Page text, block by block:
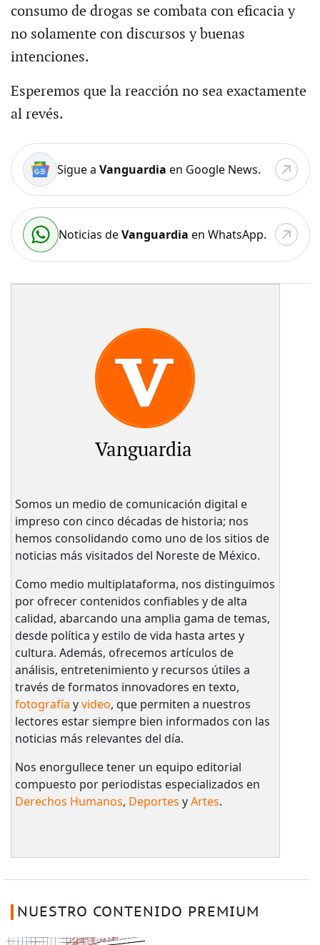
consumo de drogas se combata con eficacia y
no solamente con discursos y buenas
intenciones.
Esperemos que la reacción no sea exactamente
al revés.
Sigue a Vanguardia en Google News.
Noticias deVanguardia en WhatsApp.
Vanguardia
Somos un medio de comunicación digital e
impreso con cinco décadas de historia; nos
hemos consolidando como uno de los sitios de
noticias más visitados del Noreste de México.
Como medio multiplataforma, nos distinguimos
por ofrecer contenidos confiables y de alta
calidad, abarcando una amplia gama de temas,
desde política y estilo de vida hasta artes y
cultura. Además, ofrecemos artículos de
análisis, entretenimiento y recursos útiles a
través de formatos innovadores en texto,
fotografía yvideo, que permiten a nuestros
lectores estar siempre bien informados con las
noticias más relevantes del día.
Nos enorgullece tener un equipo editorial
compuesto por periodistas especializados en
Derechos Humanos, Deportes yArtes.
NUESTRO CONTENIDO PREMIUM